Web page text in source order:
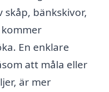
bänkskivor,
En enklare
att måla eller
är mer